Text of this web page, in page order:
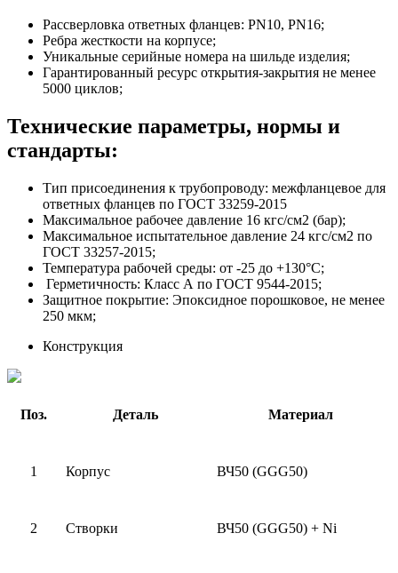
Рассверловка ответных фланцев: PN10, PN16;
Ребра жесткости на корпусе;
Уникальные серийные номера на шильде изделия;
Гарантированный ресурс открытия-закрытия не менее
5000 циклов;
Технические параметры, нормы и
стандарты:
Тип присоединения к трубопроводу: межфланцевое для
ответных фланцев по ГОСТ 33259-2015
Максимальное рабочее давление 16 кгс/см2 (бар);
Максимальное испытательное давление 24 кгс/см2 по
ГОСТ 33257-2015;
Температура рабочей среды: от -25 до +130°С;
Герметичность: Класс А по ГОСТ 9544-2015;
Защитное покрытие: Эпоксидное порошковое, не менее
250 мкм;
Конструкция
Поз. Деталь Материал
1 Корпус ВЧ50 (GGG50)
2 Створки ВЧ50 (GGG50) + Ni